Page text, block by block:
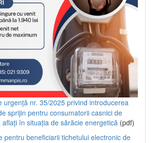
urgență nr. 35/2025 privind introducerea
sprijin pentru consumatorii casnici de
în situația de sărăcie energetică (pdf)
pentru beneficiarii tichetului electronic de